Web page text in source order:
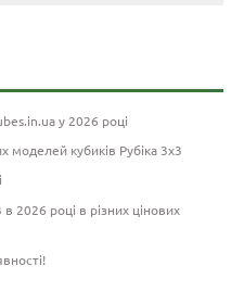
у 2026 році
моделей кубиків Рубіка 3х3
2026 році в різних цінових